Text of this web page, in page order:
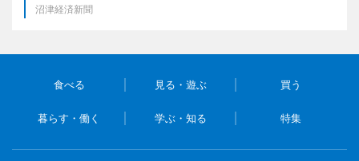
沼津経済新聞
食べる 見る・遊ぶ 買う
暮らす・働く 学ぶ・知る 特集